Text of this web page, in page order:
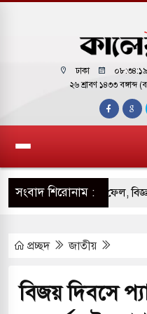
ঢাকা
২৬ শ্রাবণ ১৪৩৩ বঙ্গাব্দ
সংবাদ শিরোনাম :
বেশি শিক্ষার্থী ফেল,
সর্বনিম্ন এসএসসি পাসের
ফল প্রকাশ, পাসের
প্রচ্ছদ জাতীয়
বিজয় দিবসে